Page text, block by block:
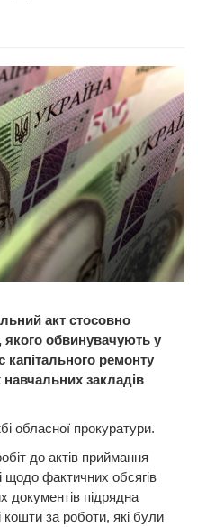
акт стосовно
якого обвинувачують у
капітального ремонту
закладів
обласної прокуратури.
до актів приймання
щодо фактичних обсягів
документів підрядна
кошти за роботи, які були